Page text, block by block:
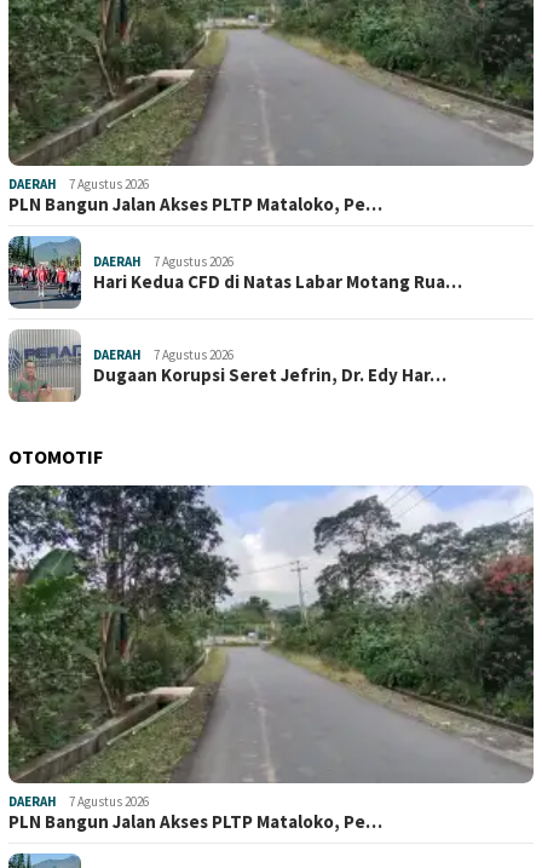
DAERAH 7 Agustus 2026
PLN Bangun Jalan Akses PLTP Mataloko, Pe…
DAERAH 7 Agustus 2026
Hari Kedua CFD di Natas Labar Motang Rua…
DAERAH 7 Agustus 2026
Dugaan Korupsi Seret Jefrin, Dr. Edy Har…
OTOMOTIF
DAERAH 7 Agustus 2026
PLN Bangun Jalan Akses PLTP Mataloko, Pe…